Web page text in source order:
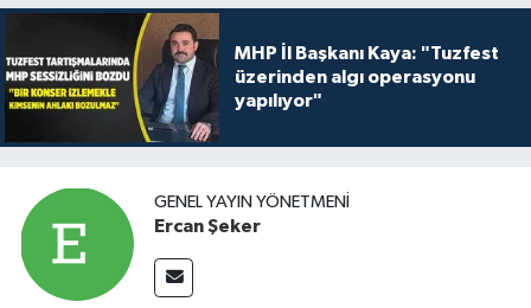
MHP İl Başkanı Kaya: "Tuzfest
üzerinden algı operasyonu
yapılıyor"
GENEL YAYIN YÖNETMENI
Ercan Şeker